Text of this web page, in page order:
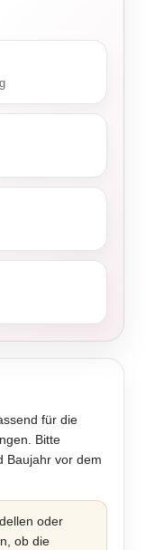
für die
Bitte
Baujahr vor dem
oder
ob die